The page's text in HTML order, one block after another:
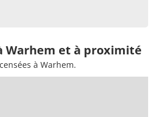
Warhem et à proximité
à Warhem.